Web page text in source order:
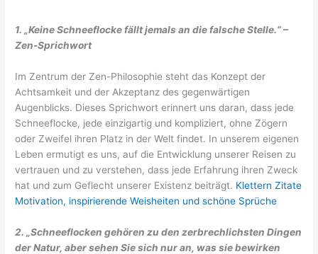
1. „Keine Schneeflocke fällt jemals an die falsche Stelle.“ –
Zen-Sprichwort
Im Zentrum der Zen-Philosophie steht das Konzept der
Achtsamkeit und der Akzeptanz des gegenwärtigen
Augenblicks. Dieses Sprichwort erinnert uns daran, dass jede
Schneeflocke, jede einzigartig und kompliziert, ohne Zögern
oder Zweifel ihren Platz in der Welt findet. In unserem eigenen
Leben ermutigt es uns, auf die Entwicklung unserer Reisen zu
vertrauen und zu verstehen, dass jede Erfahrung ihren Zweck
hat und zum Geflecht unserer Existenz beiträgt. Klettern Zitate
Motivation, inspirierende Weisheiten und schöne Sprüche
2. „Schneeflocken gehören zu den zerbrechlichsten Dingen
der Natur, aber sehen Sie sich nur an, was sie bewirken